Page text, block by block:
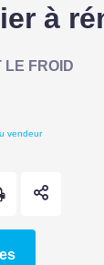
à
LE FROID
vendeur